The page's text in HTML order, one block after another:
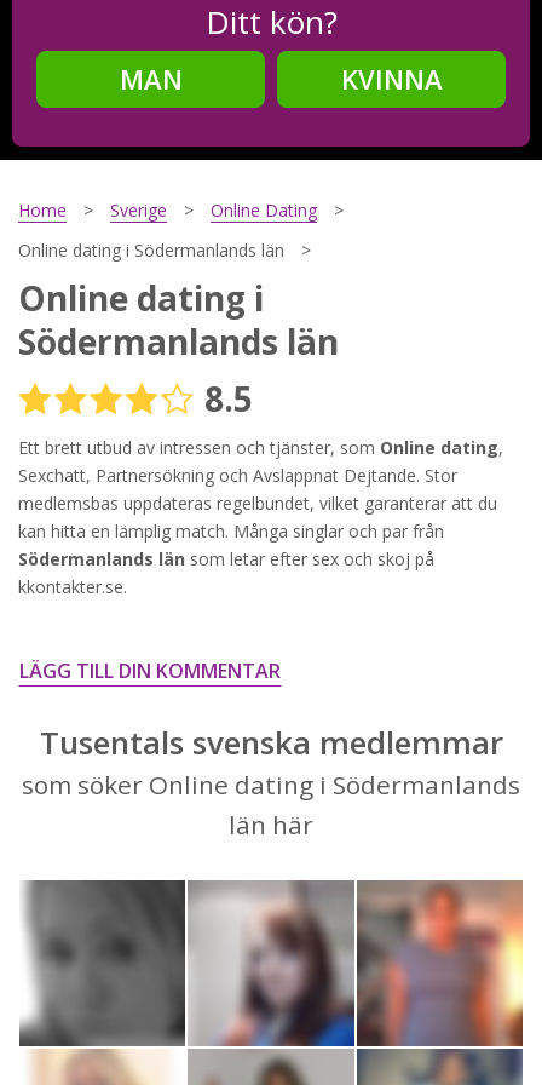
Ditt kön?
MAN
KVINNA
Steg2
Steg
Din mailadress?
Genom att registrera godkänner jagVillkorenoch
Sekretesspolicyn. Jag godkänner att ta emot information och
reklam via e-post från hemsidans operatörer. Jag kan dra
tillbaka godkännande när jag vill.
Home Sverige
Online Dating
Online dating i Södermanlands län
Online dating i
Södermanlands län
8.5
Ett brett utbud av intressen och tjänster, som Online dating,
Sexchatt, Partnersökning och Avslappnat Dejtande. Stor
medlemsbas uppdateras regelbundet, vilket garanterar att du
kan hitta en lämplig match. Många singlar och par från
Södermanlands län som letar efter sex och skoj på
kkontakter.se.
LÄGG TILL DIN KOMMENTAR
Tusentals svenska medlemmar
som söker Online dating i Södermanlands
län här